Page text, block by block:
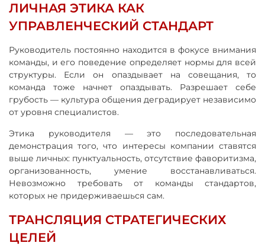
ЛИЧНАЯ ЭТИКА КАК
УПРАВЛЕНЧЕСКИЙ СТАНДАРТ
Руководитель постоянно находится в фокусе внимания
команды, и его поведение определяет нормы для всей
структуры. Если он опаздывает на совещания, то
команда тоже начнет опаздывать. Разрешает себе
грубость — культура общения деградирует независимо
от уровня специалистов.
Этика руководителя — это последовательная
демонстрация того, что интересы компании ставятся
выше личных: пунктуальность, отсутствие фаворитизма,
организованность, умение восстанавливаться.
Невозможно требовать от команды стандартов,
которых не придерживаешься сам.
ТРАНСЛЯЦИЯ СТРАТЕГИЧЕСКИХ
ЦЕЛЕЙ